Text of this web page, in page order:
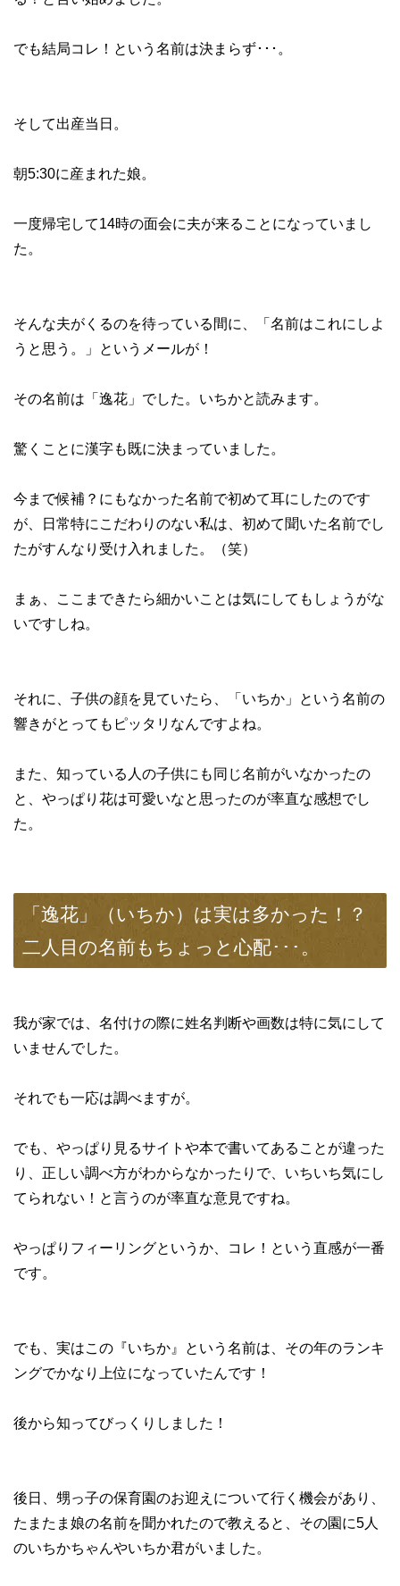
でも結局コレ！という名前は決まらず･･･。
そして出産当日。
朝5:30に産まれた娘。
一度帰宅して14時の面会に夫が来ることになっていまし
た。
そんな夫がくるのを待っている間に、「名前はこれにしよ
うと思う。」というメールが！
その名前は「逸花」でした。いちかと読みます。
驚くことに漢字も既に決まっていました。
今まで候補？にもなかった名前で初めて耳にしたのです
が、日常特にこだわりのない私は、初めて聞いた名前でし
たがすんなり受け入れました。（笑）
まぁ、ここまできたら細かいことは気にしてもしょうがな
いですしね。
それに、子供の顔を見ていたら、「いちか」という名前の
響きがとってもピッタリなんですよね。
また、知っている人の子供にも同じ名前がいなかったの
と、やっぱり花は可愛いなと思ったのが率直な感想でし
た。
「逸花」（いちか）は実は多かった！？
二人目の名前もちょっと心配･･･。
我が家では、名付けの際に姓名判断や画数は特に気にして
いませんでした。
それでも一応は調べますが。
でも、やっぱり見るサイトや本で書いてあることが違った
り、正しい調べ方がわからなかったりで、いちいち気にし
てられない！と言うのが率直な意見ですね。
やっぱりフィーリングというか、コレ！という直感が一番
です。
でも、実はこの『いちか』という名前は、その年のランキ
ングでかなり上位になっていたんです！
後から知ってびっくりしました！
後日、甥っ子の保育園のお迎えについて行く機会があり、
たまたま娘の名前を聞かれたので教えると、その園に5人
のいちかちゃんやいちか君がいました。